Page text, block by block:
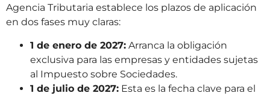
Agencia Tributaria establece los plazos de aplicación
en dos fases muy claras:
1 de enero de 2027: Arranca la obligación
exclusiva para las empresas y entidades sujetas
al Impuesto sobre Sociedades.
1 de julio de 2027: Esta es la fecha clave para el